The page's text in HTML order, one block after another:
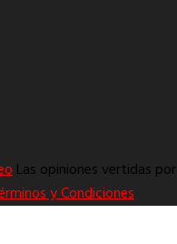
Las opiniones vertidas
y Condiciones